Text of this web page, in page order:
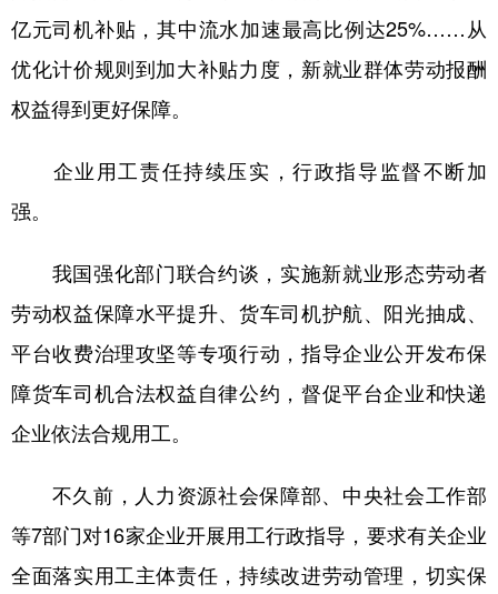
亿元司机补贴，其中流水加速最高比例达25%……从
优化计价规则到加大补贴力度，新就业群体劳动报酬
权益得到更好保障。
企业用工责任持续压实，行政指导监督不断加
强。
我国强化部门联合约谈，实施新就业形态劳动者
劳动权益保障水平提升、货车司机护航、阳光抽成、
平台收费治理攻坚等专项行动，指导企业公开发布保
障货车司机合法权益自律公约，督促平台企业和快递
企业依法合规用工。
不久前，人力资源社会保障部、中央社会工作部
等7部门对16家企业开展用工行政指导，要求有关企业
全面落实用工主体责任，持续改进劳动管理，切实保